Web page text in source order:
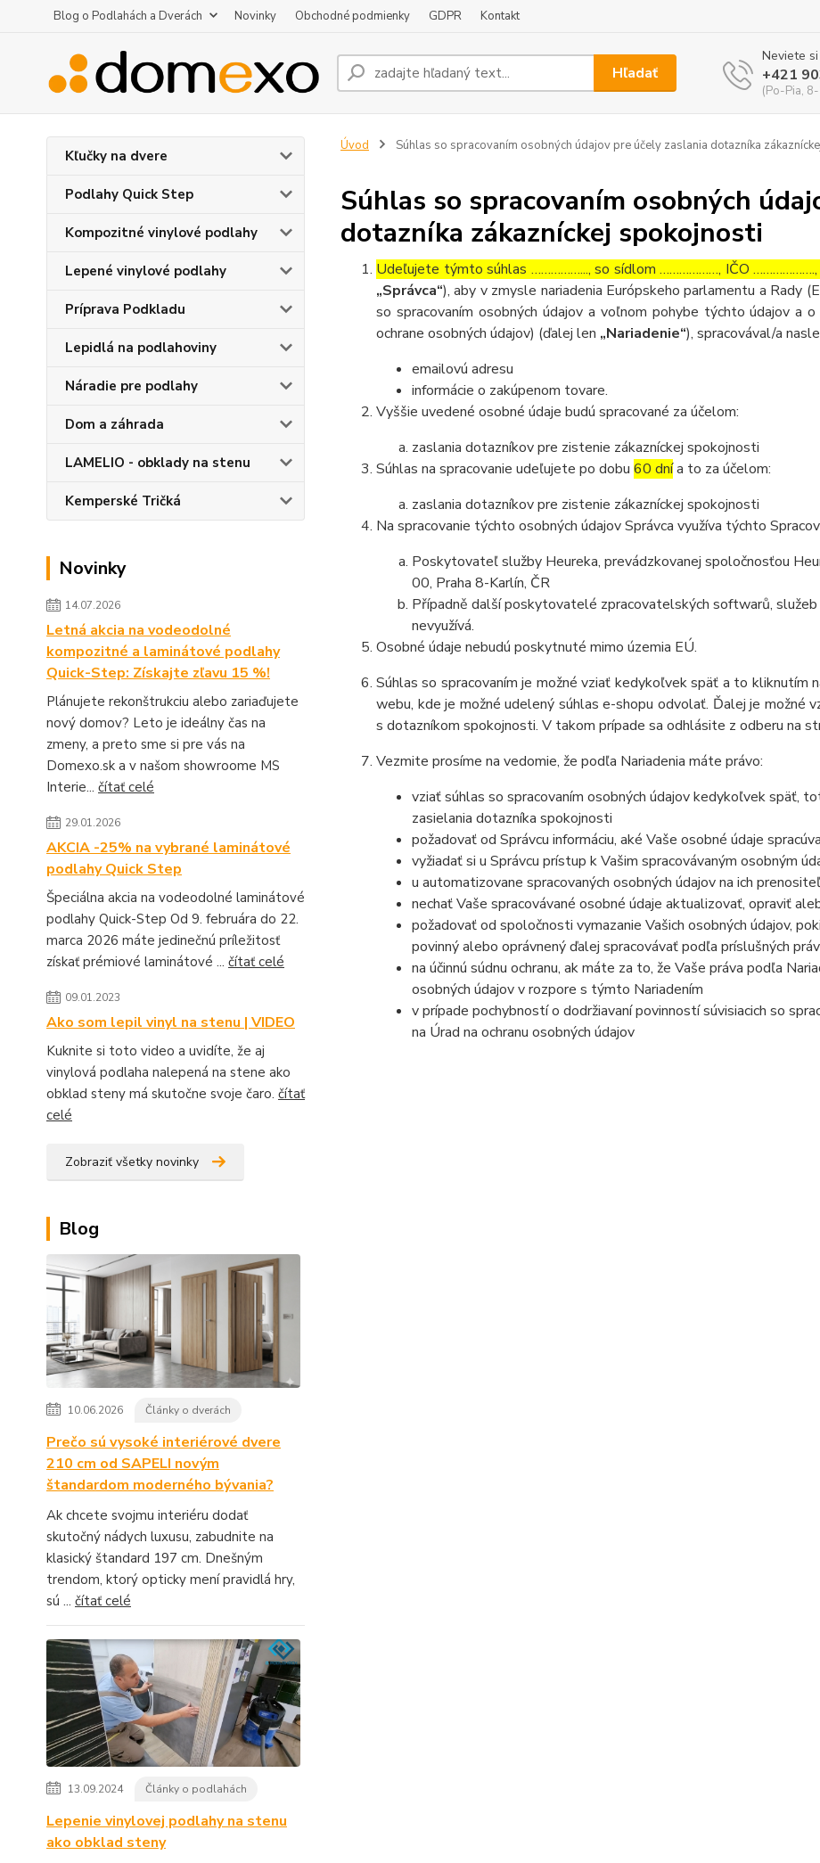
Blog o Podlahách a Dverách Novinky Obchodné podmienky GDPR Kontakt
Hľadať
Neviete
+421
(Po-Pia,
Kľučky na dvere
Podlahy Quick Step
Kompozitné vinylové podlahy
Lepené vinylové podlahy
Príprava Podkladu
Lepidlá na podlahoviny
Náradie pre podlahy
Dom a záhrada
LAMELIO - obklady na stenu
Kemperské Tričká
Novinky
14.07.2026
Letná akcia na vodeodolné
kompozitné a laminátové podlahy
Quick-Step: Získajte zľavu 15 %!
Plánujete rekonštrukciu alebo zariaďujete
nový domov? Leto je ideálny čas na
zmeny, a preto sme si pre vás na
Domexo.sk a v našom showroome MS
Interie... čítať celé
29.01.2026
AKCIA -25% na vybrané laminátové
podlahy Quick Step
Špeciálna akcia na vodeodolné laminátové
podlahy Quick-Step Od 9. februára do 22.
marca 2026 máte jedinečnú príležitosť
získať prémiové laminátové ... čítať celé
09.01.2023
Ako som lepil vinyl na stenu | VIDEO
Kuknite si toto video a uvidíte, že aj
vinylová podlaha nalepená na stene ako
obklad steny má skutočne svoje čaro. čítať
celé
Zobraziť všetky novinky
Blog
10.06.2026 Články o dverách
Prečo sú vysoké interiérové dvere
210 cm od SAPELI novým
štandardom moderného bývania?
Ak chcete svojmu interiéru dodať
skutočný nádych luxusu, zabudnite na
klasický štandard 197 cm. Dnešným
trendom, ktorý opticky mení pravidlá hry,
sú ... čítať celé
13.09.2024 Články o podlahách
Lepenie vinylovej podlahy na stenu
ako obklad steny
Úvod Súhlas so spracovaním osobných údajov pre účely zaslania dotazníka
Súhlas so spracovaním osobných
dotazníka zákazníckej spokojnosti
Udeľujete týmto súhlas ……………..., so sídlom ………………, IČO
„Správca“), aby v zmysle nariadenia Európskeho parlamentu a Rady
so spracovaním osobných údajov a voľnom pohybe týchto údajov a
ochrane osobných údajov) (ďalej len „Nariadenie“), spracovával/a
emailovú adresu
informácie o zakúpenom tovare.
Vyššie uvedené osobné údaje budú spracované za účelom:
zaslania dotazníkov pre zistenie zákazníckej spokojnosti
Súhlas na spracovanie udeľujete po dobu 60 dnía to za účelom:
zaslania dotazníkov pre zistenie zákazníckej spokojnosti
Na spracovanie týchto osobných údajov Správca využíva týchto
Poskytovateľ služby Heureka, prevádzkovanej spoločnosťou
00, Praha 8-Karlín, ČR
Případně další poskytovatelé zpracovatelských softwarů,
nevyužívá.
Osobné údaje nebudú poskytnuté mimo územia EÚ.
Súhlas so spracovaním je možné vziať kedykoľvek späť a to kliknutím
webu, kde je možné udelený súhlas e-shopu odvolať. Ďalej je možné
s dotazníkom spokojnosti. V takom prípade sa odhlásite z odberu na
Vezmite prosíme na vedomie, že podľa Nariadenia máte právo:
vziať súhlas so spracovaním osobných údajov kedykoľvek späť,
zasielania dotazníka spokojnosti
požadovať od Správcu informáciu, aké Vaše osobné údaje spracúva
vyžiadať si u Správcu prístup k Vašim spracovávaným osobným
u automatizovane spracovaných osobných údajov na ich
nechať Vaše spracovávané osobné údaje aktualizovať, opraviť
požadovať od spoločnosti vymazanie Vašich osobných údajov,
povinný alebo oprávnený ďalej spracovávať podľa príslušných
na účinnú súdnu ochranu, ak máte za to, že Vaše práva podľa
osobných údajov v rozpore s týmto Nariadením
v prípade pochybností o dodržiavaní povinností súvisiacich so
na Úrad na ochranu osobných údajov